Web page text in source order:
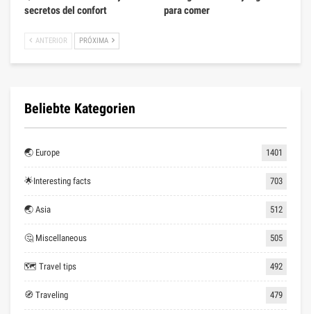
secretos del confort
para comer
ANTERIOR PRÓXIMA
Beliebte Kategorien
🌏 Europe 1401
🌟Interesting facts 703
🌏 Asia 512
🤔 Miscellaneous 505
🗺 Travel tips 492
🧭 Traveling 479